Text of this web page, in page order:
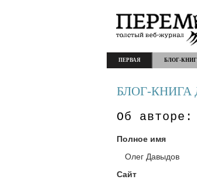
ПЕРВАЯ БЛОГ-
БЛОГ-
Об
Полное имя
Олег Давыдов
Сайт